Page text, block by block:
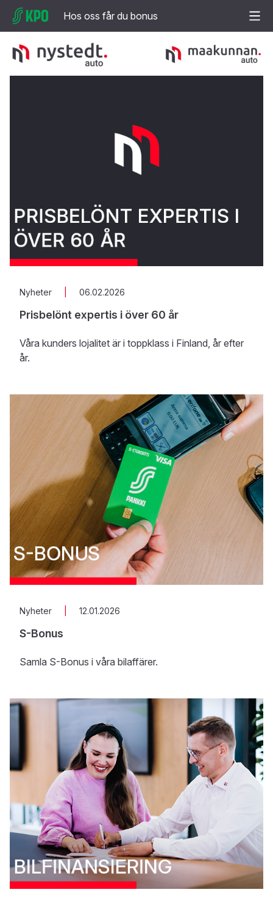
Hos oss får du bonus
Nyheter 06.02.2026
Prisbelönt expertis i över 60 år
Våra kunders lojalitet är i toppklass i Finland, år efter
år.
Nyheter 12.01.2026
S-Bonus
Samla S-Bonus i våra bilaffärer.